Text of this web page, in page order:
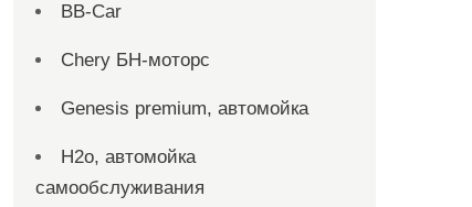
BB-Car
Chery БН-моторс
Genesis premium, автомойка
H2o, автомойка
самообслуживания